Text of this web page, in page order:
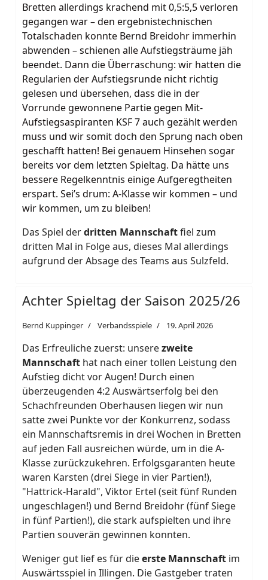
Bretten allerdings krachend mit 0,5:5,5 verloren
gegangen war – den ergebnistechnischen
Totalschaden konnte Bernd Breidohr immerhin
abwenden – schienen alle Aufstiegsträume jäh
beendet. Dann die Überraschung: wir hatten die
Regularien der Aufstiegsrunde nicht richtig
gelesen und übersehen, dass die in der
Vorrunde gewonnene Partie gegen Mit-
Aufstiegsaspiranten KSF 7 auch gezählt werden
muss und wir somit doch den Sprung nach oben
geschafft hatten! Bei genauem Hinsehen sogar
bereits vor dem letzten Spieltag. Da hätte uns
bessere Regelkenntnis einige Aufgeregtheiten
erspart. Sei’s drum: A-Klasse wir kommen – und
wir kommen, um zu bleiben!
Das Spiel derdritten Mannschaftfiel zum
dritten Mal in Folge aus, dieses Mal allerdings
aufgrund der Absage des Teams aus Sulzfeld.
Achter Spieltag der Saison 2025/26
Bernd Kuppinger Verbandsspiele 19. April 2026
Das Erfreuliche zuerst: unserezweite
Mannschaft hat nach einer tollen Leistung den
Aufstieg dicht vor Augen! Durch einen
überzeugenden 4:2 Auswärtserfolg bei den
Schachfreunden Oberhausen liegen wir nun
satte zwei Punkte vor der Konkurrenz, sodass
ein Mannschaftsremis in drei Wochen in Bretten
auf jeden Fall ausreichen würde, um in die A-
Klasse zurückzukehren. Erfolgsgaranten heute
waren Karsten (drei Siege in vier Partien!),
"Hattrick-Harald", Viktor Ertel (seit fünf Runden
ungeschlagen!) und Bernd Breidohr (fünf Siege
in fünf Partien!), die stark aufspielten und ihre
Partien souverän gewinnen konnten.
Weniger gut lief es für dieerste Mannschaft im
Auswärtsspiel in Illingen. Die Gastgeber traten